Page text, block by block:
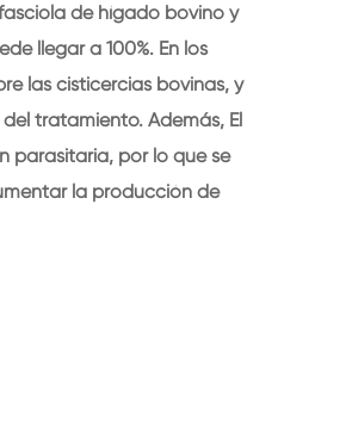
de hígado bovino y
llegar a 100%. En los
las cisticercias bovinas, y
tratamiento. Además, El
parasitaria, por lo que se
la producción de